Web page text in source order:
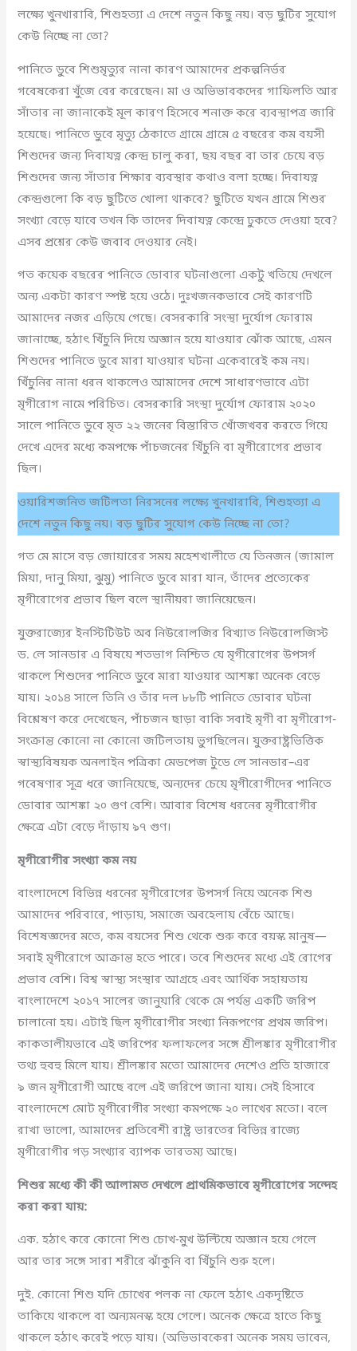
লক্ষ্যে খুনখারাবি, শিশুহত্যা এ দেশে নতুন কিছু নয়। বড় ছুটির সুযোগ
কেউ নিচ্ছে না তো?
পানিতে ডুবে শিশুমৃত্যুর নানা কারণ আমাদের প্রকল্পনির্ভর
গবেষকেরা খুঁজে বের করেছেন। মা ও অভিভাবকদের গাফিলতি আর
সাঁতার না জানাকেই মূল কারণ হিসেবে শনাক্ত করে ব্যবস্থাপত্র জারি
হয়েছে। পানিতে ডুবে মৃত্যু ঠেকাতে গ্রামে গ্রামে ৫ বছরের কম বয়সী
শিশুদের জন্য দিবাযত্ন কেন্দ্র চালু করা, ছয় বছর বা তার চেয়ে বড়
শিশুদের জন্য সাঁতার শিক্ষার ব্যবস্থার কথাও বলা হচ্ছে। দিবাযত্ন
কেন্দ্রগুলো কি বড় ছুটিতে খোলা থাকবে? ছুটিতে যখন গ্রামে শিশুর
সংখ্যা বেড়ে যাবে তখন কি তাদের দিবাযত্ন কেন্দ্রে ঢুকতে দেওয়া হবে?
এসব প্রশ্নের কেউ জবাব দেওয়ার নেই।
গত কয়েক বছরের পানিতে ডোবার ঘটনাগুলো একটু খতিয়ে দেখলে
অন্য একটা কারণ স্পষ্ট হয়ে ওঠে। দুঃখজনকভাবে সেই কারণটি
আমাদের নজর এড়িয়ে গেছে। বেসরকারি সংস্থা দুর্যোগ ফোরাম
জানাচ্ছে, হঠাৎ খিঁচুনি দিয়ে অজ্ঞান হয়ে যাওয়ার ঝোঁক আছে, এমন
শিশুদের পানিতে ডুবে মারা যাওয়ার ঘটনা একেবারেই কম নয়।
খিঁচুনির নানা ধরন থাকলেও আমাদের দেশে সাধারণভাবে এটা
মৃগীরোগ নামে পরিচিত। বেসরকারি সংস্থা দুর্যোগ ফোরাম ২০২০
সালে পানিতে ডুবে মৃত ২২ জনের বিস্তারিত খোঁজখবর করতে গিয়ে
দেখে এদের মধ্যে কমপক্ষে পাঁচজনের খিঁচুনি বা মৃগীরোগের প্রভাব
ছিল।
ওয়ারিশজনিত জটিলতা নিরসনের লক্ষ্যে খুনখারাবি, শিশুহত্যা এ
দেশে নতুন কিছু নয়। বড় ছুটির সুযোগ কেউ নিচ্ছে না তো?
গত মে মাসে বড় জোয়ারের সময় মহেশখালীতে যে তিনজন (জামাল
মিয়া, দানু মিয়া, ঝুমু) পানিতে ডুবে মারা যান, তাঁদের প্রত্যেকের
মৃগীরোগের প্রভাব ছিল বলে স্থানীয়রা জানিয়েছেন।
যুক্তরাজ্যের ইনস্টিটিউট অব নিউরোলজির বিখ্যাত নিউরোলজিস্ট
ড. লে সানডার এ বিষয়ে শতভাগ নিশ্চিত যে মৃগীরোগের উপসর্গ
থাকলে শিশুদের পানিতে ডুবে মারা যাওয়ার আশঙ্কা অনেক বেড়ে
যায়। ২০১৪ সালে তিনি ও তাঁর দল ৮৮টি পানিতে ডোবার ঘটনা
বিশ্লেষণ করে দেখেছেন, পাঁচজন ছাড়া বাকি সবাই মৃগী বা মৃগীরোগ-
সংক্রান্ত কোনো না কোনো জটিলতায় ভুগছিলেন। যুক্তরাষ্ট্রভিত্তিক
স্বাস্থ্যবিষয়ক অনলাইন পত্রিকা মেডপেজ টুডে লে সানডার–এর
গবেষণার সূত্র ধরে জানিয়েছে, অন্যদের চেয়ে মৃগীরোগীদের পানিতে
ডোবার আশঙ্কা ২০ গুণ বেশি। আবার বিশেষ ধরনের মৃগীরোগীর
ক্ষেত্রে এটা বেড়ে দাঁড়ায় ৯৭ গুণ।
মৃগীরোগীর সংখ্যা কম নয়
বাংলাদেশে বিভিন্ন ধরনের মৃগীরোগের উপসর্গ নিয়ে অনেক শিশু
আমাদের পরিবারে, পাড়ায়, সমাজে অবহেলায় বেঁচে আছে।
বিশেষজ্ঞদের মতে, কম বয়সের শিশু থেকে শুরু করে বয়স্ক মানুষ—
সবাই মৃগীরোগে আক্রান্ত হতে পারে। তবে শিশুদের মধ্যে এই রোগের
প্রভাব বেশি। বিশ্ব স্বাস্থ্য সংস্থার আগ্রহে এবং আর্থিক সহায়তায়
বাংলাদেশে ২০১৭ সালের জানুয়ারি থেকে মে পর্যন্ত একটি জরিপ
চালানো হয়। এটাই ছিল মৃগীরোগীর সংখ্যা নিরূপণের প্রথম জরিপ।
কাকতালীয়ভাবে এই জরিপের ফলাফলের সঙ্গে শ্রীলঙ্কার মৃগীরোগীর
তথ্য হুবহু মিলে যায়। শ্রীলঙ্কার মতো আমাদের দেশেও প্রতি হাজারে
৯ জন মৃগীরোগী আছে বলে এই জরিপে জানা যায়। সেই হিসাবে
বাংলাদেশে মোট মৃগীরোগীর সংখ্যা কমপক্ষে ২০ লাখের মতো। বলে
রাখা ভালো, আমাদের প্রতিবেশী রাষ্ট্র ভারতের বিভিন্ন রাজ্যে
মৃগীরোগীর গড় সংখ্যার ব্যাপক তারতম্য আছে।
শিশুর মধ্যে কী কী আলামত দেখলে প্রাথমিকভাবে মৃগীরোগের সন্দেহ
করা করা যায়:
এক. হঠাৎ করে কোনো শিশু চোখ-মুখ উল্টিয়ে অজ্ঞান হয়ে গেলে
আর তার সঙ্গে সারা শরীরে ঝাঁকুনি বা খিঁচুনি শুরু হলে।
দুই. কোনো শিশু যদি চোখের পলক না ফেলে হঠাৎ একদৃষ্টিতে
তাকিয়ে থাকলে বা অন্যমনস্ক হয়ে গেলে। অনেক ক্ষেত্রে হাতে কিছু
থাকলে হঠাৎ করেই পড়ে যায়। (অভিভাবকেরা অনেক সময় ভাবেন,